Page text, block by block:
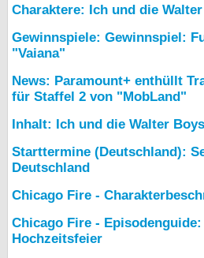
Charaktere: Ich und die
Gewinnspiele: Gewinnspiel:
"Vaiana"
News: Paramount+ enthüllt
für Staffel 2 von "MobLand"
Inhalt: Ich und die Walter
Starttermine (Deutschland):
Deutschland
Chicago Fire -
Chicago Fire - Episodenguide:
Hochzeitsfeier